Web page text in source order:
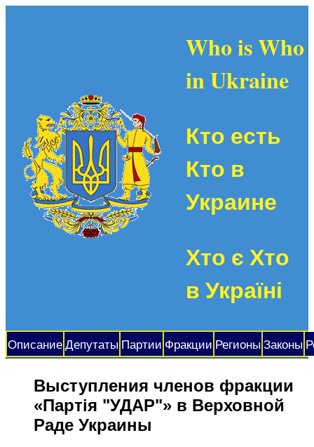
Who is Who
in Ukraine
Кто есть
Кто в
Украине
Хто є Хто
в Україні
Описание Депутаты Партии Фракции Регионы Законы
Выступления членов фракции
«Партія "УДАР"» в Верховной
Раде Украины